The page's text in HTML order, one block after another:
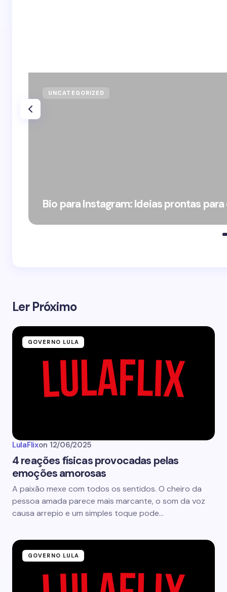
UNCATEGORIZED
Bio para Instagram: Ideias prontas
Ler Próximo
GOVERNO LULA
LulaFlixon 12/06/2025
4 reações físicas provocadas pelas
emoções amorosas
A paixão mexe com todos os sentidos. O cheiro da
pessoa amada parece mais marcante, o som da voz
causa arrepio e um simples toque pode…
GOVERNO LULA